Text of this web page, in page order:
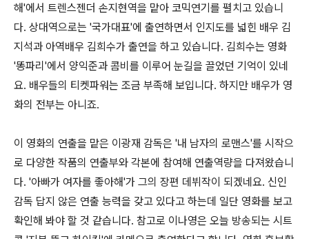
해'에서 트렌스젠더 손지현역을 맡아 코믹연기를 펼치고 있습니
다. 상대역으로는 '국가대표'에 출연하면서 인지도를 넓힌 배우 김
지석과 아역배우 김희수가 출연을 하고 있습니다. 김희수는 영화
'똥파리'에서 양익준과 콤비를 이루어 눈길을 끌었던 기억이 있네
요. 배우들의 티켓파워는 조금 부족해 보입니다. 하지만 배우가 영
화의 전부는 아니죠.
이 영화의 연출을 맡은 이광재 감독은 '내 남자의 로맨스'를 시작으
로 다양한 작품의 연출부와 각본에 참여해 연출역량을 다져왔습니
다. '아빠가 여자를 좋아해'가 그의 장편 데뷔작이 되겠네요. 신인
감독 답지 않은 연출 능력을 갖고 있다고 하는데 일단 영화를 보고
확인해 봐야 할 것 같습니다. 참고로 이나영은 오늘 방송되는 시트